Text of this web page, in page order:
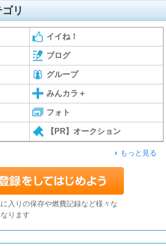
リ
イイね！
ブログ
グループ
みんカラ＋
フォト
【PR】オークション
もっと見る
入りの保存や燃費記録など様々な
ります